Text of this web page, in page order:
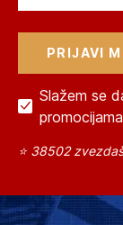
Slažem se
promocijama
⭐ 38502